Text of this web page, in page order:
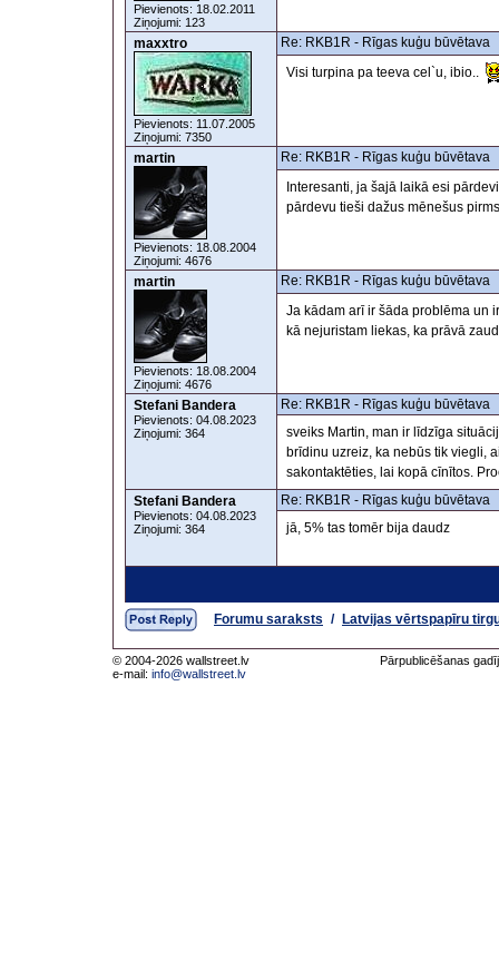
Pievienots: 18.02.2011
Ziņojumi: 123
maxxtro
Pievienots: 11.07.2005
Ziņojumi: 7350
Re: RKB1R - Rīgas kuģu būvētava
Visi turpina pa teeva cel`u, ibio..
martin
Pievienots: 18.08.2004
Ziņojumi: 4676
Re: RKB1R - Rīgas kuģu būvētava
Interesanti, ja šajā laikā esi
pārdevu tieši dažus mēnešus
martin
Pievienots: 18.08.2004
Ziņojumi: 4676
Re: RKB1R - Rīgas kuģu būvētava
Ja kādam arī ir šāda problēma un
kā nejuristam liekas, ka prāvā
Stefani Bandera
Pievienots: 04.08.2023
Ziņojumi: 364
Re: RKB1R - Rīgas kuģu būvētava
sveiks Martin, man ir līdzīga
brīdinu uzreiz, ka nebūs tik viegli,
sakontaktēties, lai kopā cīnītos.
Stefani Bandera
Pievienots: 04.08.2023
Ziņojumi: 364
Re: RKB1R - Rīgas kuģu būvētava
jā, 5% tas tomēr bija daudz
Forumu saraksts / Latvijas vērtspapīru
© 2004-2026 wallstreet.lv
e-mail: info@wallstreet.lv
Pārpublicēšanas